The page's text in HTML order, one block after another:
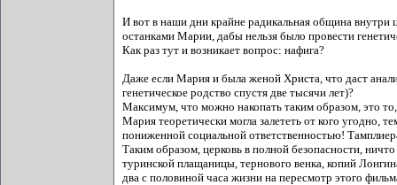
И вот в наши дни крайне радикальная община внутри
останками Марии, дабы нельзя было провести
Как раз тут и возникает вопрос: нафига?
Даже если Мария и была женой Христа, что даст
генетическое родство спустя две тысячи лет)?
Максимум, что можно накопать таким образом, это
Мария теоретически могла залететь от кого угодно,
пониженной социальной ответственностью!
Таким образом, церковь в полной безопасности,
туринской плащаницы, тернового венка, копий
два с половиной часа жизни на пересмотр этого